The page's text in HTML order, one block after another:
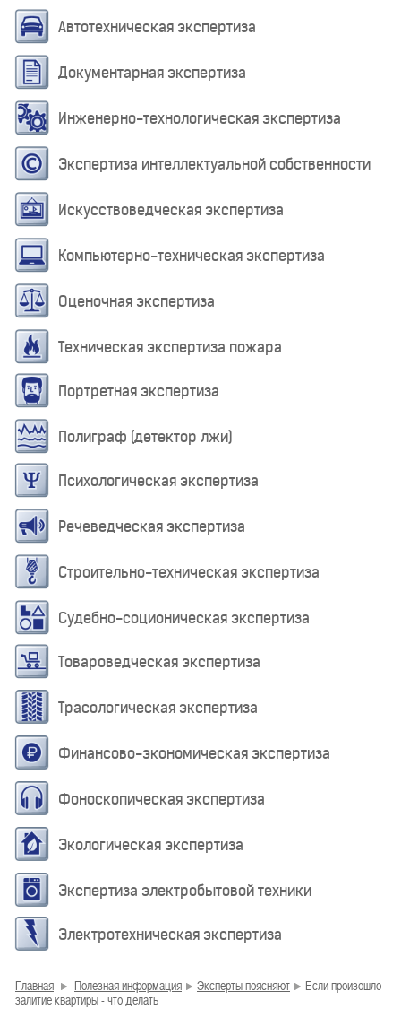
Автотехническая экспертиза
Документарная экспертиза
Инженерно-технологическая экспертиза
Экспертиза интеллектуальной собственности
Искусствоведческая экспертиза
Компьютерно-техническая экспертиза
Оценочная экспертиза
Техническая экспертиза пожара
Портретная экспертиза
Полиграф (детектор лжи)
Психологическая экспертиза
Речеведческая экспертиза
Строительно-техническая экспертиза
Судебно-соционическая экспертиза
Товароведческая экспертиза
Трасологическая экспертиза
Финансово-экономическая экспертиза
Фоноскопическая экспертиза
Экологическая экспертиза
Экспертиза электробытовой техники
Электротехническая экспертиза
Главная Полезная информация Эксперты поясняют
Если произошло
залитие квартиры - что делать